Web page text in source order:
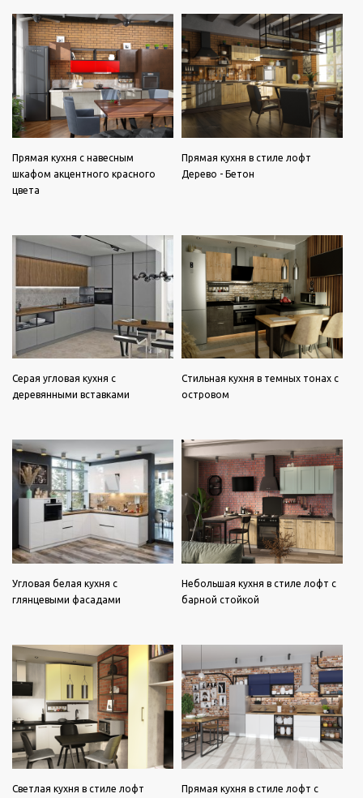
Прямая кухня с навесным
шкафом акцентного красного
цвета
Прямая кухня в стиле лофт
Дерево - Бетон
Серая угловая кухня с
деревянными вставками
Стильная кухня в темных тонах с
островом
Угловая белая кухня с
глянцевыми фасадами
Небольшая кухня в стиле лофт с
барной стойкой
Светлая кухня в стиле лофт
Прямая кухня в стиле лофт с